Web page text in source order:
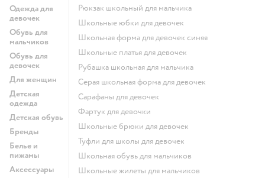
Одежда для
девочек
Обувь для
мальчиков
Обувь для
девочек
Для женщин
Детская
одежда
Детская обувь
Бренды
Белье и
пижамы
Аксессуары
Рюкзак школьный для мальчика
Школьные юбки для девочек
Школьная форма для девочек синяя
Школьные платья для девочек
Рубашка школьная для мальчика
Серая школьная форма для девочек
Сарафаны для девочек
Фартук для девочки
Школьные брюки для девочек
Туфли для школы для девочек
Школьная обувь для мальчиков
Школьные жилеты для мальчиков